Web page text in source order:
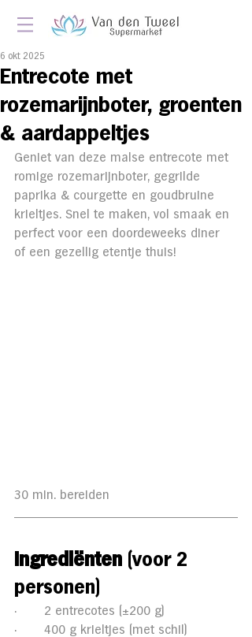
Entrecote met
rozemarijnboter, groenten
& aardappeltjes
6 okt 2025
Geniet van deze malse entrecote met
romige rozemarijnboter, gegrilde
paprika & courgette en goudbruine
krieltjes. Snel te maken, vol smaak en
perfect voor een doordeweeks diner
of een gezellig etentje thuis!
30 min. bereiden
Ingrediënten (voor 2
personen)
·       2 entrecotes (±200 g)
·       400 g krieltjes (met schil)